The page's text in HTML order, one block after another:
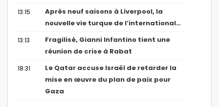
13:15
Après neuf saisons à Liverpool, la
nouvelle vie turque de l’international…
13:13
Fragilisé, Gianni Infantino tient une
réunion de crise à Rabat
18:31
Le Qatar accuse Israël de retarder la
mise en œuvre du plan de paix pour
Gaza